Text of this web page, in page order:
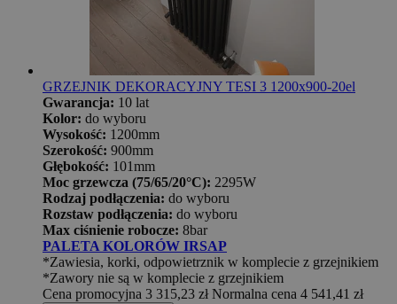
GRZEJNIK DEKORACYJNY TESI 3 1200x900-20el
Gwarancja: 10 lat
Kolor: do wyboru
Wysokość: 1200mm
Szerokość: 900mm
Głębokość: 101mm
Moc grzewcza (75/65/20°C): 2295W
Rodzaj podłączenia: do wyboru
Rozstaw podłączenia: do wyboru
Max ciśnienie robocze: 8bar
PALETA KOLORÓW IRSAP
*Zawiesia, korki, odpowietrznik w komplecie z grzejnikiem
*Zawory nie są w komplecie z grzejnikiem
Cena promocyjna 3 315,23 zł Normalna cena 4 541,41 zł